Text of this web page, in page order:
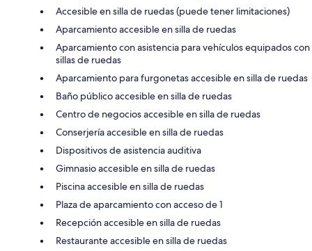
Accesible en silla de ruedas (puede tener limitaciones)
Aparcamiento accesible en silla de ruedas
Aparcamiento con asistencia para vehículos equipados con
sillas de ruedas
Aparcamiento para furgonetas accesible en silla de ruedas
Baño público accesible en silla de ruedas
Centro de negocios accesible en silla de ruedas
Conserjería accesible en silla de ruedas
Dispositivos de asistencia auditiva
Gimnasio accesible en silla de ruedas
Piscina accesible en silla de ruedas
Plaza de aparcamiento con acceso de 1
Recepción accesible en silla de ruedas
Restaurante accesible en silla de ruedas